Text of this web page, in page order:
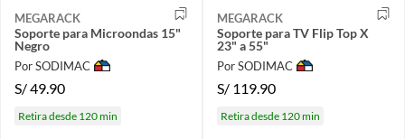
MEGARACK
Soporte para Microondas 15"
Negro
Por SODIMAC
S/49.90
Retira desde 120 min
MEGARACK
Soporte para TV Flip Top X
23" a 55"
Por SODIMAC
S/ 119.90
Retira desde 120 min